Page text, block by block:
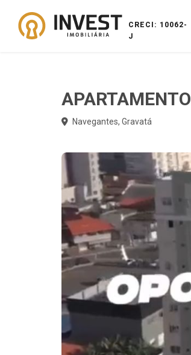
CRECI: 10062-
J
Navegantes, Gravatá